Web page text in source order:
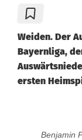
Weiden. Der
Bayernliga,
ersten
Benjamin